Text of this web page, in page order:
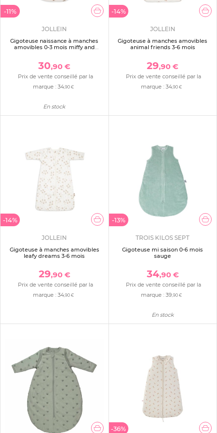
-11%
JOLLEIN
Gigoteuse naissance à manches
amovibles 0-3 mois miffy and
30,90 €
Prix de vente conseillé par la
marque : 34,90 €
En stock
-14%
JOLLEIN
Gigoteuse à manches amovibles
animal friends 3-6 mois
29,90 €
Prix de vente conseillé par la
marque :34 ,90 €
-14%
JOLLEIN
Gigoteuse à manches amovibles
leafy dreams 3-6 mois
29,90 €
Prix de vente conseillé par la
marque : 34,90 €
-13%
TROIS KILOS SEPT
Gigoteuse mi saison 0-6 mois
sauge
34,90 €
Prix de vente conseillé par la
marque :39,90 €
En stock
-36%